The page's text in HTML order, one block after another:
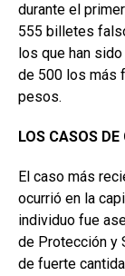
durante el
555 billetes
los que han
de 500 los más
pesos.
LOS CASOS
El caso más
ocurrió en la
individuo fue
de Protección y
de fuerte